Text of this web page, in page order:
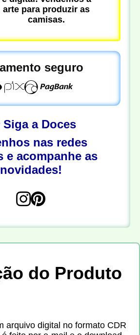
arte para produzir as
camisas.
seguro
a Doces
nas redes
e acompanhe as
novidades!
do Produto
arquivo digital no formato CDR